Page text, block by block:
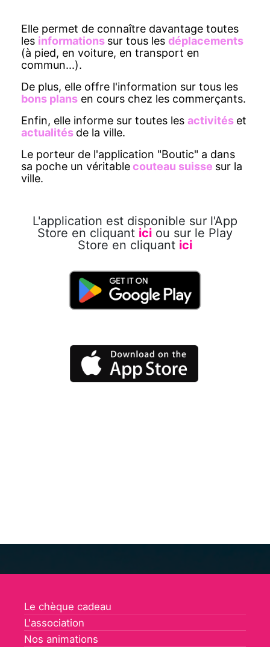
Elle permet de connaître davantage toutes
les informations sur tous les déplacements
(à pied, en voiture, en transport en
commun...).
De plus, elle offre l'information sur tous les
bons plans en cours chez les commerçants.
Enfin, elle informe sur toutes les activités et
actualités de la ville.
Le porteur de l'application "Boutic" a dans
sa poche un véritablecouteau suisse sur la
ville.
L'application est disponible sur l'App
Store en cliquant ici ou sur le Play
Store en cliquant ici
Le chèque cadeau
L'association
Nos animations